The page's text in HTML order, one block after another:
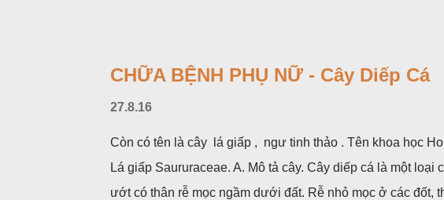
CHỮA BỆNH PHỤ NỮ - Cây Diếp Cá
27.8.16
Còn có tên là cây lá giấp , ngư tinh thảo . Tên khoa học
Lá giấp Saururaceae. A. Mô tả cây. Cây diếp cá là một loại
ướt có thân rễ mọc ngầm dưới đất. Rễ nhỏ mọc ở các đốt,